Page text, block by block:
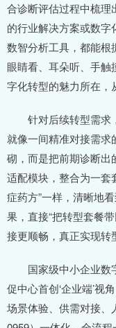
合诊断评估过程中梳理
的行业解决方案或数
数智分析工具，都能根
眼睛看、耳朵听、手
字化转型的魅力所在，
针对后续转型需求
就像一间精准对接需求
砌，而是把前期诊断出
适配模块，整合为一套
症药方”一样，清晰地
果，直接“把转型套餐
接更顺畅，真正实现转
国家级中小企业数
促中心首创‘企业端’视
场景体验、供需对接、